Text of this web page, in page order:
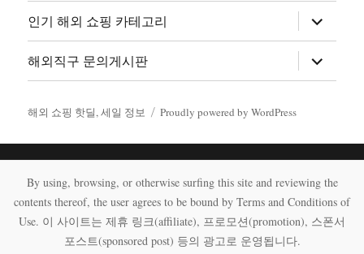
인기 해외 쇼핑 카테고리
위
메
뉴
확
장
해외직구 문의게시판
위
메
해외 쇼핑 핫딜, 세일 정보 Proudly powered by WordPress